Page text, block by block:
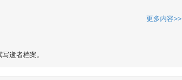
更多内容>>
逝者档案。